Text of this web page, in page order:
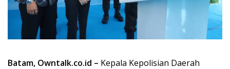
Batam, Owntalk.co.id – Kepala Kepolisian Daerah